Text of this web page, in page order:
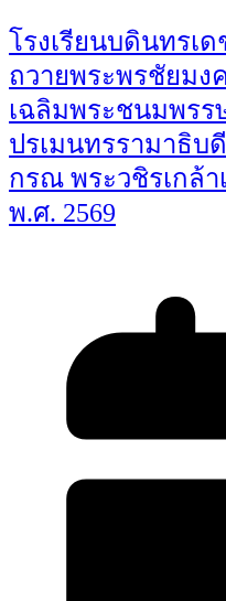
โรงเรียนบดินทรเ
ถวายพระพรชัยมง
เฉลิมพระชนมพรร
ปรเมนทรรามาธิบ
กรณ พระวชิรเกล้า
พ.ศ. 2569